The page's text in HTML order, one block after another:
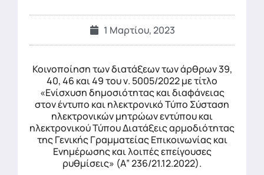
1 Μαρτίου, 2023
Κοινοποίηση των διατάξεων των άρθρων 39,
40, 46 και 49 του ν. 5005/2022 με τίτλο
«Ενίσχυση δημοσιότητας και διαφάνειας
στον έντυπο και ηλεκτρονικό Τύπο Σύσταση
ηλεκτρονικών μητρώων εντύπου και
ηλεκτρονικού Τύπου Διατάξεις αρμοδιότητας
της Γενικής Γραμματείας Επικοινωνίας και
Ενημέρωσης και λοιπές επείγουσες
ρυθμίσεις» (Α” 236/21.12.2022).